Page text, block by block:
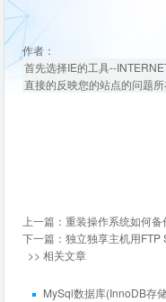
作者：
首先选择IE的工具--
直接的反映您的站点的问题
上一篇： 重装操作系统如何
下一篇： 独立独享主机用FTP
>> 相关文章
MySql数据库(InnoDB存